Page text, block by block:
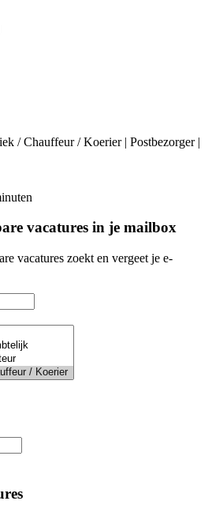
/ Chauffeur / Koerier | Postbezorger |
vacatures in je mailbox
vacatures zoekt en vergeet je e-